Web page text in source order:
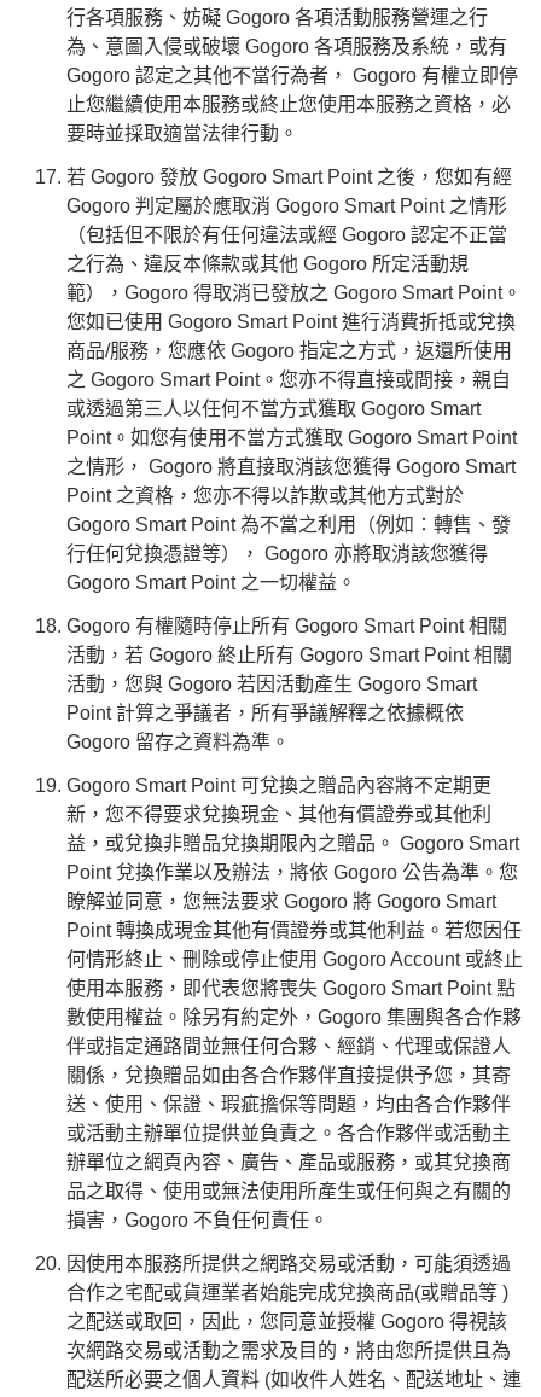
行各項服務、妨礙 Gogoro 各項活動服務營運之行
為、意圖入侵或破壞 Gogoro 各項服務及系統，或有
Gogoro 認定之其他不當行為者， Gogoro 有權立即停
止您繼續使用本服務或終止您使用本服務之資格，必
要時並採取適當法律行動。
若 Gogoro 發放 Gogoro Smart Point 之後，您如有經
Gogoro 判定屬於應取消 Gogoro Smart Point 之情形
（包括但不限於有任何違法或經 Gogoro 認定不正當
之行為、違反本條款或其他 Gogoro 所定活動規
範），Gogoro 得取消已發放之 Gogoro Smart Point。
您如已使用 Gogoro Smart Point 進行消費折抵或兌換
商品/服務，您應依 Gogoro 指定之方式，返還所使用
之 Gogoro Smart Point。您亦不得直接或間接，親自
或透過第三人以任何不當方式獲取 Gogoro Smart
Point。如您有使用不當方式獲取 Gogoro Smart Point
之情形， Gogoro 將直接取消該您獲得 Gogoro Smart
Point 之資格，您亦不得以詐欺或其他方式對於
Gogoro Smart Point 為不當之利用（例如：轉售、發
行任何兌換憑證等）， Gogoro 亦將取消該您獲得
Gogoro Smart Point 之一切權益。
Gogoro 有權隨時停止所有 Gogoro Smart Point 相關
活動，若 Gogoro 終止所有 Gogoro Smart Point 相關
活動，您與 Gogoro 若因活動產生 Gogoro Smart
Point 計算之爭議者，所有爭議解釋之依據概依
Gogoro 留存之資料為準。
Gogoro Smart Point 可兌換之贈品內容將不定期更
新，您不得要求兌換現金、其他有價證券或其他利
益，或兌換非贈品兌換期限內之贈品。 Gogoro Smart
Point 兌換作業以及辦法，將依 Gogoro 公告為準。您
瞭解並同意，您無法要求 Gogoro 將 Gogoro Smart
Point 轉換成現金其他有價證券或其他利益。若您因任
何情形終止、刪除或停止使用 Gogoro Account 或終止
使用本服務，即代表您將喪失 Gogoro Smart Point 點
數使用權益。除另有約定外，Gogoro 集團與各合作夥
伴或指定通路間並無任何合夥、經銷、代理或保證人
關係，兌換贈品如由各合作夥伴直接提供予您，其寄
送、使用、保證、瑕疵擔保等問題，均由各合作夥伴
或活動主辦單位提供並負責之。各合作夥伴或活動主
辦單位之網頁內容、廣告、產品或服務，或其兌換商
品之取得、使用或無法使用所產生或任何與之有關的
損害，Gogoro 不負任何責任。
因使用本服務所提供之網路交易或活動，可能須透過
合作之宅配或貨運業者始能完成兌換商品(或贈品等 )
之配送或取回，因此，您同意並授權 Gogoro 得視該
次網路交易或活動之需求及目的，將由您所提供且為
配送所必要之個人資料 (如收件人姓名、配送地址、連